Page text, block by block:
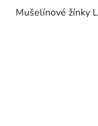
Mušelínové žínky